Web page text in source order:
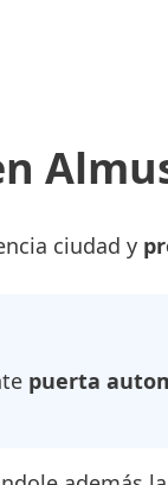
ciudad y
puerta